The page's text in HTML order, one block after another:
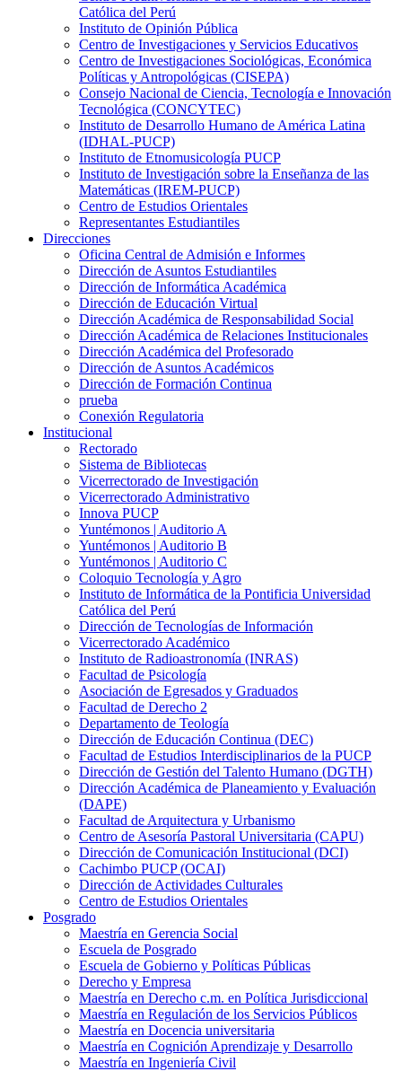
Católica del Perú
Instituto de Opinión Pública
Centro de Investigaciones y Servicios Educativos
Centro de Investigaciones Sociológicas, Económica
Políticas y Antropológicas (CISEPA)
Consejo Nacional de Ciencia, Tecnología e Innovación
Tecnológica (CONCYTEC)
Instituto de Desarrollo Humano de América Latina
(IDHAL-PUCP)
Instituto de Etnomusicología PUCP
Instituto de Investigación sobre la Enseñanza de las
Matemáticas (IREM-PUCP)
Centro de Estudios Orientales
Representantes Estudiantiles
Direcciones
Oficina Central de Admisión e Informes
Dirección de Asuntos Estudiantiles
Dirección de Informática Académica
Dirección de Educación Virtual
Dirección Académica de Responsabilidad Social
Dirección Académica de Relaciones Institucionales
Dirección Académica del Profesorado
Dirección de Asuntos Académicos
Dirección de Formación Continua
prueba
Conexión Regulatoria
Institucional
Rectorado
Sistema de Bibliotecas
Vicerrectorado de Investigación
Vicerrectorado Administrativo
Innova PUCP
Yuntémonos | Auditorio A
Yuntémonos | Auditorio B
Yuntémonos | Auditorio C
Coloquio Tecnología y Agro
Instituto de Informática de la Pontificia Universidad
Católica del Perú
Dirección de Tecnologías de Información
Vicerrectorado Académico
Instituto de Radioastronomía (INRAS)
Facultad de Psicología
Asociación de Egresados y Graduados
Facultad de Derecho 2
Departamento de Teología
Dirección de Educación Continua (DEC)
Facultad de Estudios Interdisciplinarios de la PUCP
Dirección de Gestión del Talento Humano (DGTH)
Dirección Académica de Planeamiento y Evaluación
(DAPE)
Facultad de Arquitectura y Urbanismo
Centro de Asesoría Pastoral Universitaria (CAPU)
Dirección de Comunicación Institucional (DCI)
Cachimbo PUCP (OCAI)
Dirección de Actividades Culturales
Centro de Estudios Orientales
Posgrado
Maestría en Gerencia Social
Escuela de Posgrado
Escuela de Gobierno y Políticas Públicas
Derecho y Empresa
Maestría en Derecho c.m. en Política Jurisdiccional
Maestría en Regulación de los Servicios Públicos
Maestría en Docencia universitaria
Maestría en Cognición Aprendizaje y Desarrollo
Maestría en Ingeniería Civil